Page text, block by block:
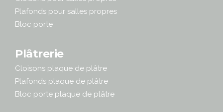
Plafonds pour salles propres
Bloc porte
Plâtrerie
Cloisons plaque de plâtre
Plafonds plaque de plâtre
Bloc porte plaque de plâtre